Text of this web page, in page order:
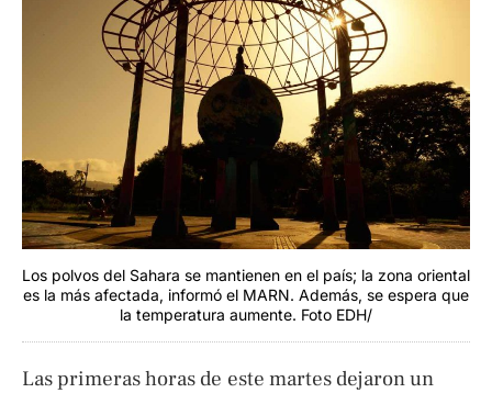
Los polvos del Sahara se mantienen en el país; la zona oriental
es la más afectada, informó el MARN. Además, se espera que
la temperatura aumente. Foto EDH/
Las primeras horas de este martes dejaron un